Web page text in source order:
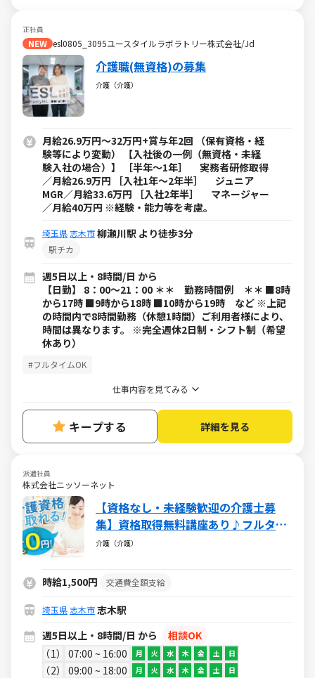
正社員
NEW esl0805_3095ユースタイルラボラトリー株式会社/Jd
介護職(無資格)の募集
介護（介護）
月給26.9万円～32万円+賞与年2回 （保有資格・経
験等により変動） 【入社後の一例（無資格・未経
験入社の場合）】 ［半年～1年］ 実務者研修取得
／月給26.9万円 ［入社1年～2年半］ ジュニア
MGR／月給33.6万円 ［入社2年半］ マネージャー
／月給40万円 ※経験・能力等を考慮。
埼玉県志木市柳瀬川駅 より徒歩3分
駅チカ
週5日以上・8時間/日 から
【日勤】 8：00～21：00 ＊＊ 勤務時間例 ＊＊ ■8時
から17時 ■9時から18時 ■10時から19時 など ※上記
の時間内で8時間勤務（休憩1時間）ご利用者様により、
時間は異なります。 ※完全週休2日制・シフト制（希望
休あり）
#フルタイムOK
仕事内容を見てみる
キープする 詳細を見る
派遣社員
株式会社ニッソーネット
【資格なし・未経験歓迎の介護士募
集】資格取得無料講座あり♪フルタイ
ムで稼げる♪
介護（介護）
時給1,500円 交通費全額支給
埼玉県志木市志木駅
週5日以上・8時間/日 から
相談OK
1
07:00 ~ 16:00 月 火 水 木 金 土 日
2 09:00 ~ 18:00 月 火 水 木 金 土 日